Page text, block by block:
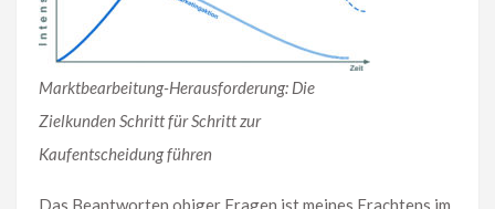
Marktbearbeitung-Herausforderung: Die
Zielkunden Schritt für Schritt zur
Kaufentscheidung führen
Das Beantworten obiger Fragen ist meines Erachtens im